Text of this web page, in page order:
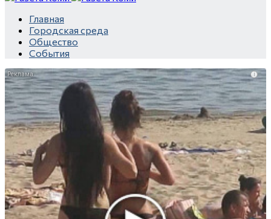
Главная
Городская среда
Общество
События
i